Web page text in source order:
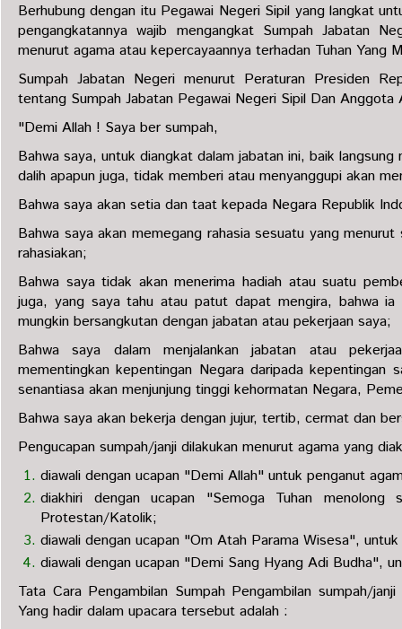
Berhubung dengan itu Pegawai Negeri Sipil yang langkat
pengangkatannya wajib mengangkat Sumpah Jabatan
menurut agama atau kepercayaannya terhadan Tuhan Yang
Sumpah Jabatan Negeri menurut Peraturan Presiden
tentang Sumpah Jabatan Pegawai Negeri Sipil Dan
"Demi Allah ! Saya ber sumpah,
Bahwa saya, untuk diangkat dalam jabatan ini, baik
dalih apapun juga, tidak memberi atau menyanggupi akan
Bahwa saya akan setia dan taat kepada Negara Republik
Bahwa saya akan memegang rahasia sesuatu yang
rahasiakan;
Bahwa saya tidak akan menerima hadiah atau suatu
juga, yang saya tahu atau patut dapat mengira, bahwa ia
mungkin bersangkutan dengan jabatan atau pekerjaan saya;
Bahwa saya dalam menjalankan jabatan atau
mementingkan kepentingan Negara daripada
senantiasa akan menjunjung tinggi kehormatan Negara,
Bahwa saya akan bekerja dengan jujur, tertib, cermat dan
Pengucapan sumpah/janji dilakukan menurut agama yang
diawali dengan ucapan "Demi Allah" untuk penganut
diakhiri dengan ucapan "Semoga Tuhan
Protestan/Katolik;
diawali dengan ucapan "Om Atah Parama Wisesa",
diawali dengan ucapan "Demi Sang Hyang Adi Budha",
Tata Cara Pengambilan Sumpah Pengambilan sumpah/
Yang hadir dalam upacara tersebut adalah :